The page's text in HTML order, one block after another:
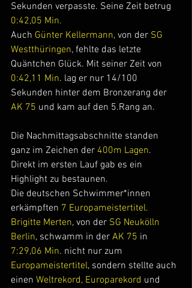
Sekunden verpasste. Seine Zeit betrug
0:42,05 Min.
Auch Günter Kellermann, von der SG
Westthüringen, fehlte das letzte
Quäntchen Glück. Mit seiner Zeit von
0:42,11 Min. lag er nur 14/100
Sekunden hinter dem Bronzerang der
AK 75 und kam auf den 5.Rang an.
Die Nachmittagsabschnitte standen
ganz im Zeichen der 400m Lagen.
Direkt im ersten Lauf gab es ein
Highlight zu bestaunen.
Die deutschen Schwimmer*innen
erkämpften 7 Europameistertitel.
Brigitte Merten, von der SG Neukölln
Berlin, schwamm in der AK 75 in
7:29,06 Min. nicht nur zum
Europameistertitel, sondern stellte auch
einen Weltrekord, Europarekord und